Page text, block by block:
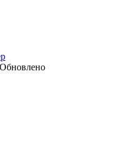
Обновлено